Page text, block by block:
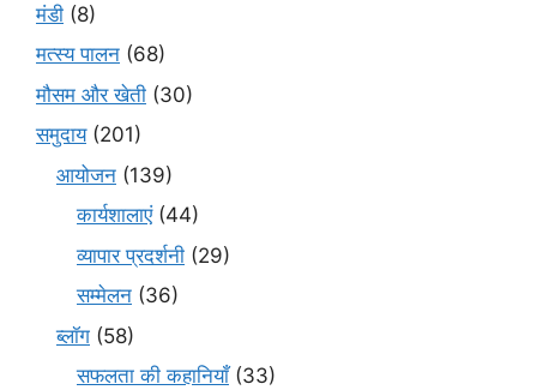
मंडी (8)
मत्स्य पालन (68)
मौसम और खेती (30)
समुदाय(201)
आयोजन (139)
कार्यशालाएं(44)
व्यापार प्रदर्शनी (29)
सम्मेलन (36)
ब्लॉग (58)
सफलता की कहानियाँ(33)